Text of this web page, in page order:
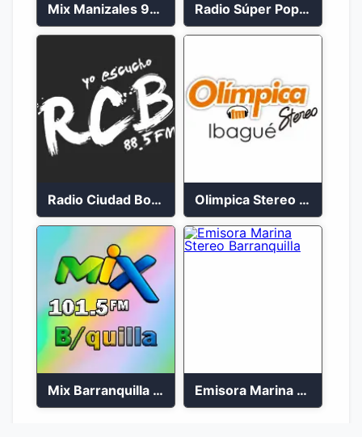
Mix Manizales 95.1 FM en Vivo Radio Súper Popayán en vivo 2023
Radio Ciudad Bolívar 88.5 FM Olimpica Stereo Ibagué 94.3 FM
Mix Barranquilla en vivo 103.9 FM Emisora Marina Stereo Barranquilla